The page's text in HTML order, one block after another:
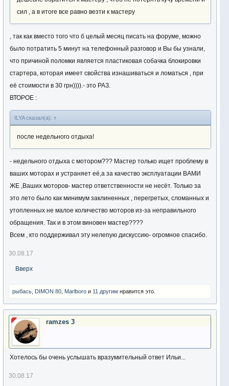
сил , а в итоге все равно везти к мастеру
, так как вместо того что б целый месяц писать на форуме, можно
было потратить 5 минут на телефонный разговор и Вы бы узнали,
что причиной поломки является пластиковая собачка блокировки
стартера, которая имеет свойства изнашиваться и ломаться , при
её стоимости в 30 грн)))).- это РАЗ.
ВТОРОЕ :
ILYA сказал(а): ↑
после недельного отдыха!
- недельного отдыха с мотором??? Мастер только ищет проблему в
ваших моторах и устраняет её,а за качество эксплуатации ВАМИ
ЖЕ ,Ваших моторов- мастер ответственности не несёт. Только за
это лето было как минимум заклиненных , перегретых, сломанных и
утопленных не малое количество моторов из-за неправильного
обращения. Так и в этом виновен мастер????
Всем , кто поддерживал эту нелепую дискуссию- огромное спасибо.
30.08.17
Вверх
рыбась DIMON 80 Marlboro и 11 другим нравится это.
ramzes 3
Хотелось бы очень услышать вразумительный ответ Ильи...
30.08.17